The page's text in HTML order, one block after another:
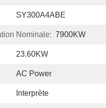
SY300A4ABE
Nominale: 7900KW
23.60KW
AC Power
Interprète